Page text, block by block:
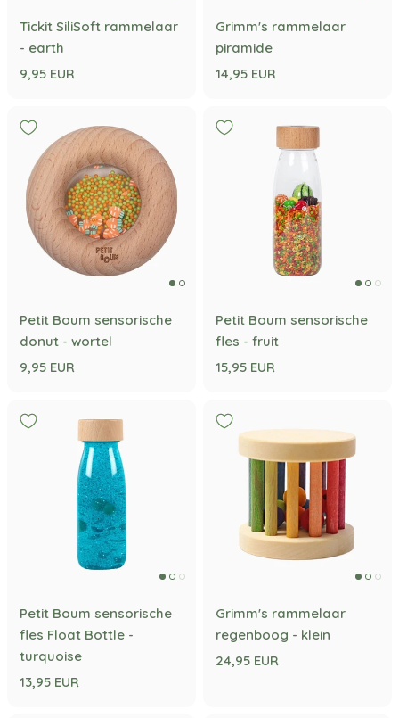
Tickit SiliSoft rammelaar
- earth
9,95 EUR
Grimm's rammelaar
piramide
14,95 EUR
Petit Boum sensorische
donut - wortel
9,95 EUR
Petit Boum sensorische
fles - fruit
15,95 EUR
Petit Boum sensorische
fles Float Bottle -
turquoise
13,95 EUR
Grimm's rammelaar
regenboog - klein
24,95 EUR